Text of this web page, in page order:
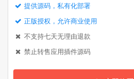
提供源码，私有化部署
正版授权，允许商业使用
不支持七天无理由退款
禁止转售应用插件源码